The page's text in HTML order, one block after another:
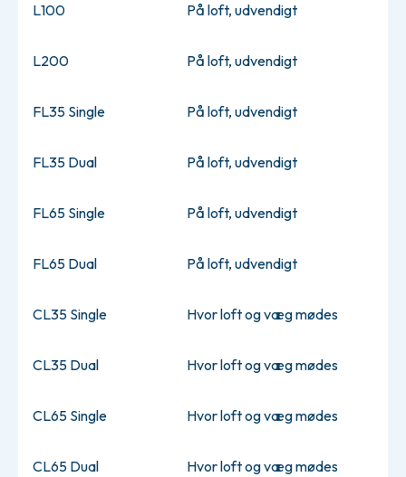
L100 På loft, udvendigt
L200 På loft, udvendigt
FL35 Single På loft, udvendigt
FL35 Dual På loft, udvendigt
FL65 Single På loft, udvendigt
FL65 Dual På loft, udvendigt
CL35 Single Hvor loft og væg mødes
CL35 Dual Hvor loft og væg mødes
CL65 Single Hvor loft og væg mødes
CL65 Dual Hvor loft og væg mødes